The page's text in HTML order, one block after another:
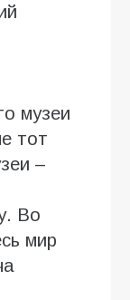
музеи
тот
–
Во
мир